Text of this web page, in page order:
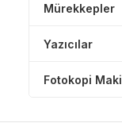
Mürekkepler
Yazıcılar
Fotokopi